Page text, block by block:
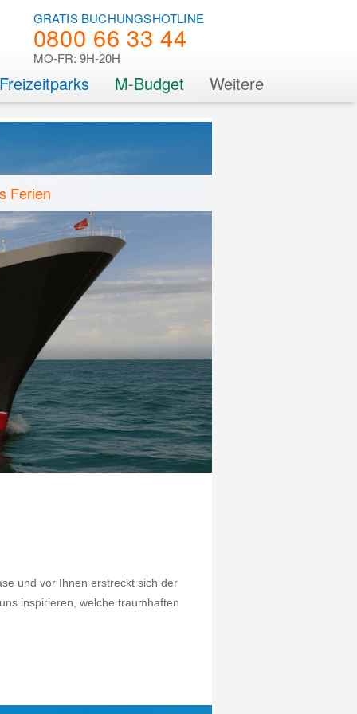
GRATIS BUCHUNGSHOTLINE
0800 66 33 44
MO-FR: 9H-20H
Freizeitparks M-Budget Weitere
Ferien
und vor Ihnen erstreckt sich der
inspirieren, welche traumhaften